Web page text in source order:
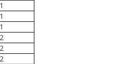
1
1
1
2
2
2